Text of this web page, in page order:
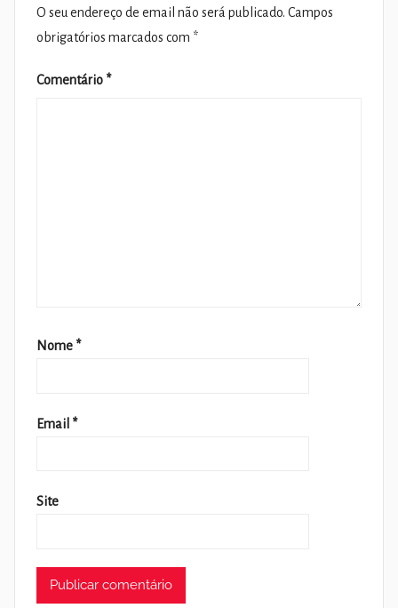
O seu endereço de email não será publicado. Campos
obrigatórios marcados com *
Comentário *
Nome *
Email *
Site